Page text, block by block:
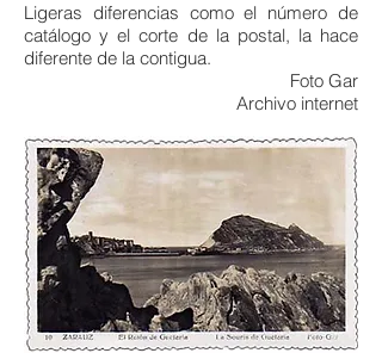
Ligeras diferencias como el número de
catálogo y el corte de la postal, la hace
diferente de la contigua.
Foto Gar
Archivo internet